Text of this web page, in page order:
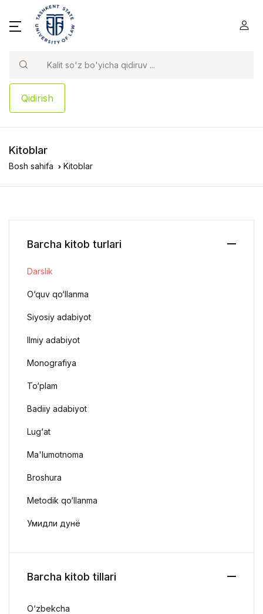
Qidirish
Kitoblar
Bosh sahifa Kitoblar
Barcha kitob turlari
Darslik
O‘quv qo‘llanma
Siyosiy adabiyot
Ilmiy adabiyot
Monografiya
To‘plam
Badiiy adabiyot
Lug‘at
Ma'lumotnoma
Broshura
Metodik qo‘llanma
Умидли дунё
Barcha kitob tillari
O‘zbekcha